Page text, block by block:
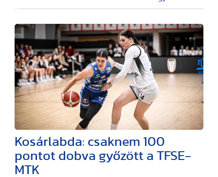
Kosárlabda: csaknem 100
pontot dobva győzött a TFSE-
MTK